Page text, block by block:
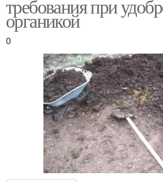
требования при
органикой
0